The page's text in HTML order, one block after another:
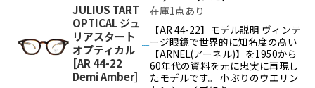
在庫あり
並び順:
絞り込む
JULIUS TART
OPTICAL ジュ
リアスタート
オプティカル
[AR 44-22
Demi Amber]
在庫1点あり
【AR 44-22】モデル説明 ヴィンテ
ージ眼鏡で世界的に知名度の高い
【ARNEL(アーネル)】を1950から
60年代の資料を元に忠実に再現し
たモデルです。 小ぶりのウエリン